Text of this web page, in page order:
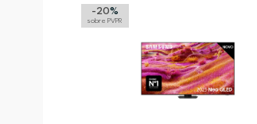
-20%
sobre PVPR